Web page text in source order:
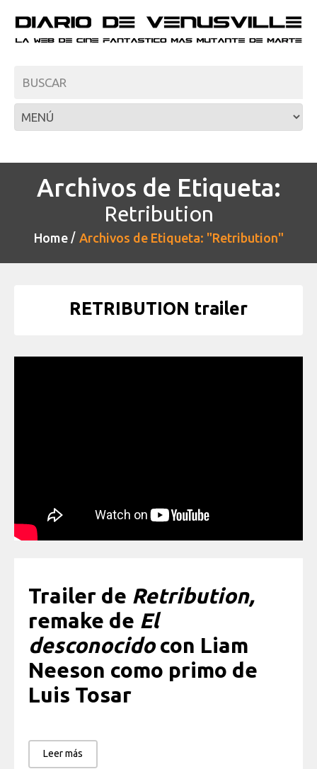
Archivos de Etiqueta:
Retribution
Home Archivos de Etiqueta: "Retribution"
RETRIBUTION trailer
Trailer de Retribution,
remake de El
desconocidocon Liam
Neeson como primo de
Luis Tosar
Leer más